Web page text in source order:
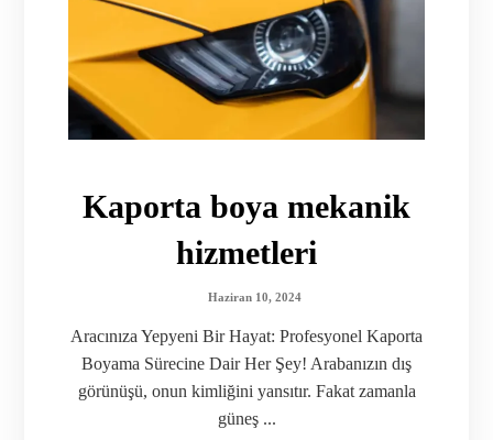
Kaporta boya mekanik
hizmetleri
Haziran 10, 2024
Aracınıza Yepyeni Bir Hayat: Profesyonel Kaporta
Boyama Sürecine Dair Her Şey! Arabanızın dış
görünüşü, onun kimliğini yansıtır. Fakat zamanla
güneş ...